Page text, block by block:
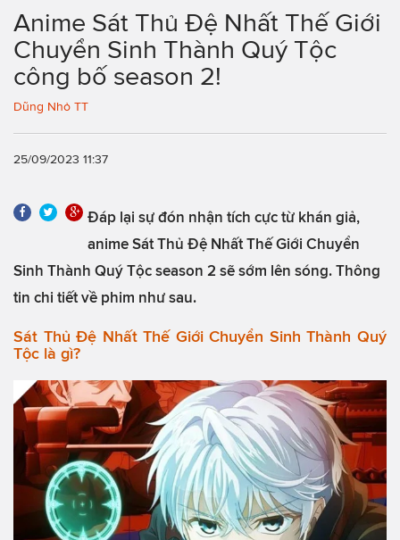
Anime Sát Thủ Đệ Nhất Thế Giới
Chuyển Sinh Thành Quý Tộc
công bố season 2!
Dũng Nhỏ TT
25/09/2023 11:37
Đáp lại sự đón nhận tích cực từ khán giả,
anime Sát Thủ Đệ Nhất Thế Giới Chuyển
Sinh Thành Quý Tộc season 2 sẽ sớm lên sóng. Thông
tin chi tiết về phim như sau.
Sát Thủ Đệ Nhất Thế Giới Chuyển Sinh Thành Quý
Tộc là gì?